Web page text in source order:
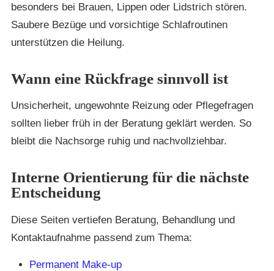
besonders bei Brauen, Lippen oder Lidstrich stören.
Saubere Bezüge und vorsichtige Schlafroutinen
unterstützen die Heilung.
Wann eine Rückfrage sinnvoll ist
Unsicherheit, ungewohnte Reizung oder Pflegefragen
sollten lieber früh in der Beratung geklärt werden. So
bleibt die Nachsorge ruhig und nachvollziehbar.
Interne Orientierung für die nächste
Entscheidung
Diese Seiten vertiefen Beratung, Behandlung und
Kontaktaufnahme passend zum Thema:
Permanent Make-up